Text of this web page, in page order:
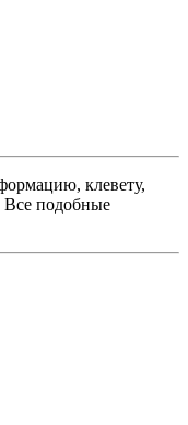
клевету,
Все подобные